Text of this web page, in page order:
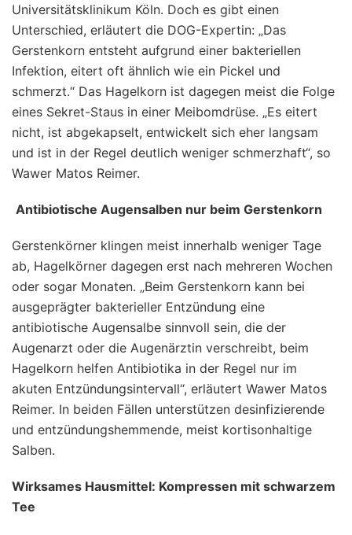
Universitätsklinikum Köln. Doch es gibt einen
Unterschied, erläutert die DOG-Expertin: „Das
Gerstenkorn entsteht aufgrund einer bakteriellen
Infektion, eitert oft ähnlich wie ein Pickel und
schmerzt.“ Das Hagelkorn ist dagegen meist die Folge
eines Sekret-Staus in einer Meibomdrüse. „Es eitert
nicht, ist abgekapselt, entwickelt sich eher langsam
und ist in der Regel deutlich weniger schmerzhaft“, so
Wawer Matos Reimer.
Antibiotische Augensalben nur beim Gerstenkorn
Gerstenkörner klingen meist innerhalb weniger Tage
ab, Hagelkörner dagegen erst nach mehreren Wochen
oder sogar Monaten. „Beim Gerstenkorn kann bei
ausgeprägter bakterieller Entzündung eine
antibiotische Augensalbe sinnvoll sein, die der
Augenarzt oder die Augenärztin verschreibt, beim
Hagelkorn helfen Antibiotika in der Regel nur im
akuten Entzündungsintervall“, erläutert Wawer Matos
Reimer. In beiden Fällen unterstützen desinfizierende
und entzündungshemmende, meist kortisonhaltige
Salben.
Wirksames Hausmittel: Kompressen mit schwarzem
Tee